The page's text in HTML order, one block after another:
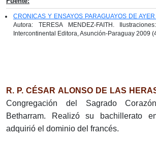
CRONICAS Y ENSAYOS PARAGUAYOS DE
Autora: TERESA MENDEZ-FAITH.
Intercontinental Editora, Asunción-Paraguay 2009
R. P. CÉSAR ALONSO DE LAS
Congregación del Sagrado
Betharram. Realizó su bachillerato
adquirió el dominio del francés.